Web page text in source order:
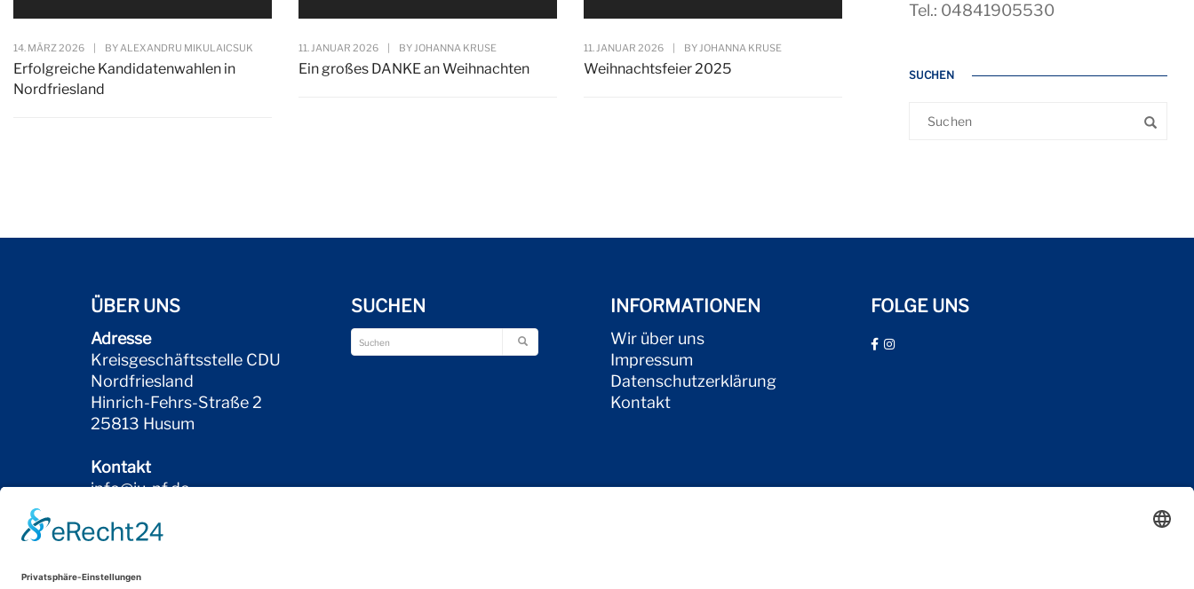
14. MÄRZ 2026 BYALEXANDRU MIKULAICSUK
Erfolgreiche Kandidatenwahlen in
Nordfriesland
11. JANUAR 2026 BYJOHANNA KRUSE
Ein großes DANKE an Weihnachten
11. JANUAR 2026 BYJOHANNA KRUSE
Weihnachtsfeier 2025
Tel.: 04841905530
SUCHEN
ÜBER UNS
Adresse
Kreisgeschäftsstelle CDU
Nordfriesland
Hinrich-Fehrs-Straße 2
25813 Husum
Kontakt
info@ju-nf.de
SUCHEN INFORMATIONEN
Wir über uns
Impressum
Datenschutzerklärung
Kontakt
FOLGE UNS